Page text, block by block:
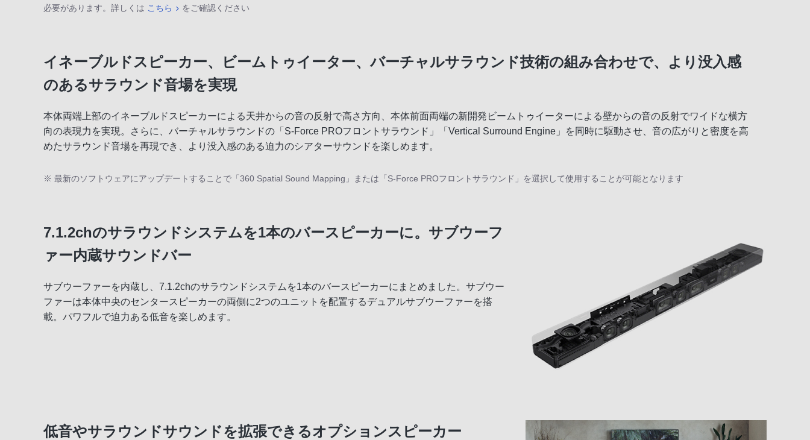
必要があります。詳しくは こちら をご確認ください
イネーブルドスピーカー、ビームトゥイーター、バーチャルサラウンド技術の組み合わせで、より没入感
のあるサラウンド音場を実現
本体両端上部のイネーブルドスピーカーによる天井からの音の反射で高さ方向、本体前面両端の新開発ビームトゥイーターによる壁からの音の反射でワイドな横方
向の表現力を実現。さらに、バーチャルサラウンドの「S-Force PROフロントサラウンド」「Vertical Surround Engine」を同時に駆動させ、音の広がりと密度を高
めたサラウンド音場を再現でき、より没入感のある迫力のシアターサウンドを楽しめます。
※ 最新のソフトウェアにアップデートすることで「360 Spatial Sound Mapping」または「S-Force PROフロントサラウンド」を選択して使用することが可能となります
7.1.2chのサラウンドシステムを1本のバースピーカーに。サブウーフ
ァー内蔵サウンドバー
サブウーファーを内蔵し、7.1.2chのサラウンドシステムを1本のバースピーカーにまとめました。サブウー
ファーは本体中央のセンタースピーカーの両側に2つのユニットを配置するデュアルサブウーファーを搭
載。パワフルで迫力ある低音を楽しめます。
低音やサラウンドサウンドを拡張できるオプションスピーカー